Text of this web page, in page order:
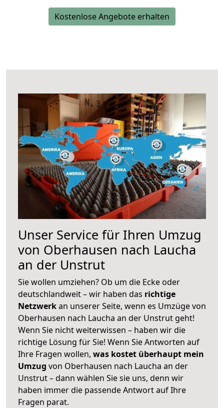
Kostenlose Angebote erhalten
Unser Service für Ihren Umzug
von Oberhausen nach Laucha
an der Unstrut
Sie wollen umziehen? Ob um die Ecke oder
deutschlandweit – wir haben das richtige
Netzwerkan unserer Seite, wenn es Umzüge von
Oberhausen nach Laucha an der Unstrut geht!
Wenn Sie nicht weiterwissen – haben wir die
richtige Lösung für Sie! Wenn Sie Antworten auf
Ihre Fragen wollen, was kostet überhaupt mein
Umzug von Oberhausen nach Laucha an der
Unstrut – dann wählen Sie sie uns, denn wir
haben immer die passende Antwort auf Ihre
Fragen parat.